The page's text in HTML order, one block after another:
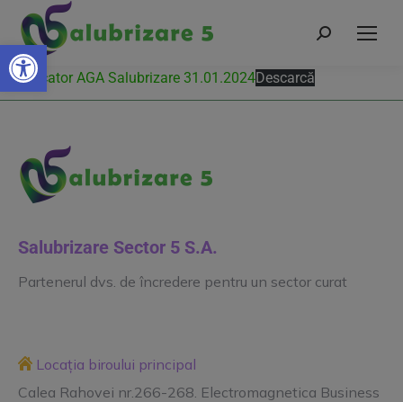
Deschide bara de unelte
Convocator AGA Salubrizare 31.01.2024Descarcă
Salubrizare Sector 5 S.A.
Partenerul dvs. de încredere pentru un sector curat
Locația biroului principal
Calea Rahovei nr.266-268. Electromagnetica Business